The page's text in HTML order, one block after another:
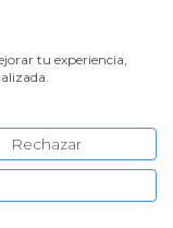
tu experiencia,
Rechazar